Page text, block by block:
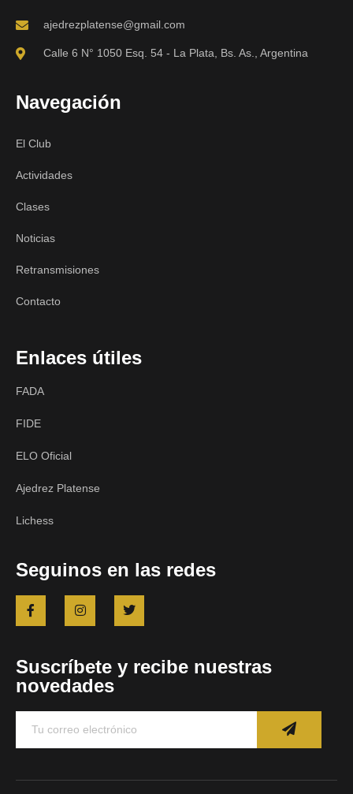
ajedrezplatense@gmail.com
Calle 6 N° 1050 Esq. 54 - La Plata, Bs. As., Argentina
Navegación
El Club
Actividades
Clases
Noticias
Retransmisiones
Contacto
Enlaces útiles
FADA
FIDE
ELO Oficial
Ajedrez Platense
Lichess
Seguinos en las redes
Suscríbete y recibe nuestras
novedades